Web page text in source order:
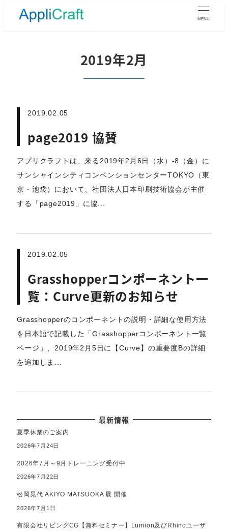
MENU
2019年2月
2019.02.05
page2019 協賛
アプリクラフトは、来る2019年2月6日（水）-8（金）に
サンシャインシティコンベンションセンターTOKYO（東
京・池袋）において、社団法人日本印刷技術協会が主催
する「page2019」に協...
2019.02.05
Grasshopperコンポーネント一
覧：Curve更新のお知らせ
Grasshopperのコンポーネントの説明・詳細な使用方法
を日本語で記載した「Grasshopperコンポーネント一覧
ページ」、2019年2月5日に【Curve】の重要度Bの詳細
を追加しま...
最新情報
夏季休業のご案内
2026年7月24日
2026年7月～9月トレーニング受付中
2026年7月22日
松岡晃代 AKIYO MATSUOKA 展 開催
2026年7月1日
有限会社リビングCG【無料セミナー】Lumion及びRhinoユーザ